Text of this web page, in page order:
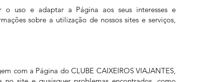
o uso e adaptar a Página aos seus interesses e
sobre a utilização de nossos sites e serviços,
com a Página do CLUBE CAIXEIROS VIAJANTES,